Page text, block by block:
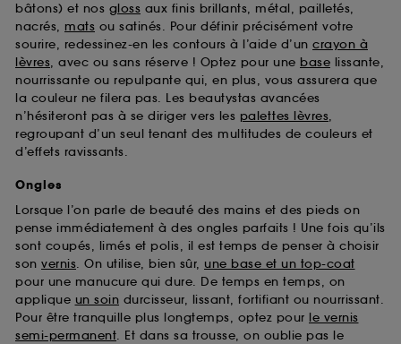
bâtons) et nos gloss aux finis brillants, métal, pailletés,
nacrés, mats ou satinés. Pour définir précisément votre
sourire, redessinez-en les contours à l’aide d’un crayon à
lèvres, avec ou sans réserve ! Optez pour une base lissante,
nourrissante ou repulpante qui, en plus, vous assurera que
la couleur ne filera pas. Les beautystas avancées
n’hésiteront pas à se diriger vers les palettes lèvres,
regroupant d’un seul tenant des multitudes de couleurs et
d’effets ravissants.
Ongles
Lorsque l’on parle de beauté des mains et des pieds on
pense immédiatement à des ongles parfaits ! Une fois qu’ils
sont coupés, limés et polis, il est temps de penser à choisir
son vernis. On utilise, bien sûr, une base et un top-coat
pour une manucure qui dure. De temps en temps, on
applique un soin durcisseur, lissant, fortifiant ou nourrissant.
Pour être tranquille plus longtemps, optez pour le vernis
semi-permanent. Et dans sa trousse, on oublie pas le